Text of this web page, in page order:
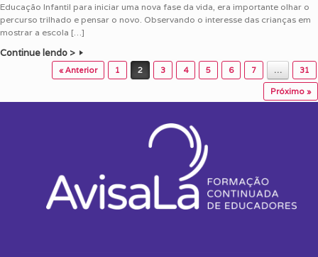
Educação Infantil para iniciar uma nova fase da vida, era importante olhar o
percurso trilhado e pensar o novo. Observando o interesse das crianças em
mostrar a escola […]
Continue lendo >
Post navigation« Anterior 1 2 3 4 5 6 7 … 31
Próximo »